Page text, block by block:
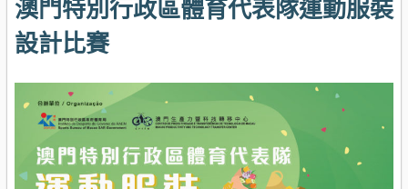
澳門特別行政區體育代表隊運動服裝
設計比賽